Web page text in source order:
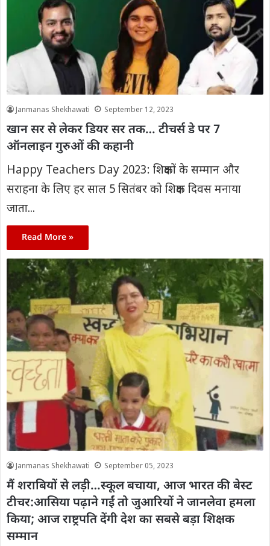
Janmanas Shekhawati September 12, 2023
खान सर से लेकर डियर सर तक… टीचर्स डे पर 7
ऑनलाइन गुरुओं की कहानी
Happy Teachers Day 2023: शिक्षकों के सम्मान और
सराहना के लिए हर साल 5 सितंबर को शिक्षक दिवस मनाया
जाता...
Read More »
Janmanas Shekhawati September 05, 2023
मैं शराबियों से लड़ी…स्कूल बचाया, आज भारत की बेस्ट
टीचर:आसिया पढ़ाने गईं तो जुआरियों ने जानलेवा हमला
किया; आज राष्ट्रपति देंगी देश का सबसे बड़ा शिक्षक
सम्मान